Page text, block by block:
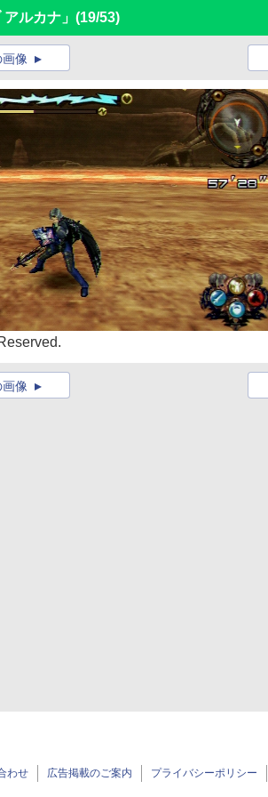
ルカナ」 (19/53)
画像
画像
わせ 広告掲載のご案内 プライバシーポリシー